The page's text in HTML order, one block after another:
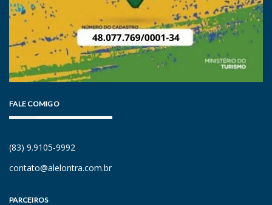
FALE COMIGO
(83) 9.9105-9992
contato@alelontra.com.br
PARCEIROS